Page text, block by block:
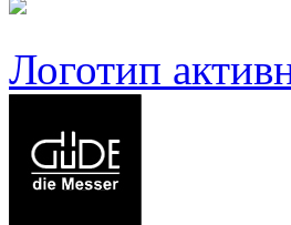
Логотип